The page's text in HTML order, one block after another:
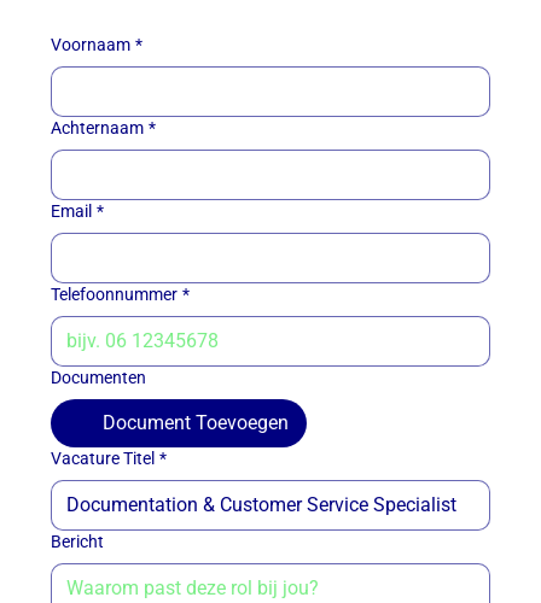
Voornaam *
Achternaam *
Email *
Telefoonnummer *
Documenten
Document Toevoegen
Vacature Titel *
Bericht